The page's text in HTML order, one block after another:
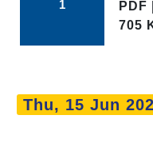
1
PDF
705
Thu, 15 Jun